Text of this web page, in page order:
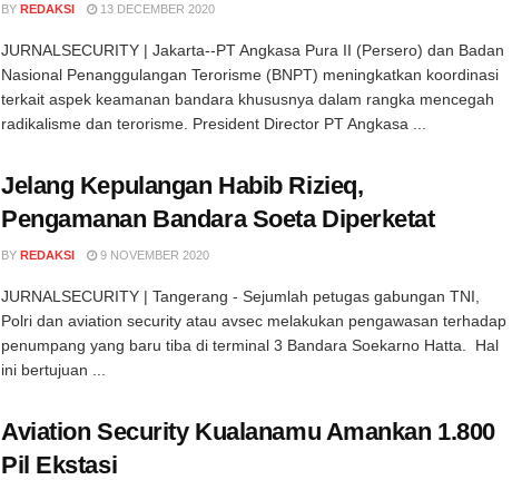
BY REDAKSI 13 DECEMBER 2020
JURNALSECURITY | Jakarta--PT Angkasa Pura II (Persero) dan Badan
Nasional Penanggulangan Terorisme (BNPT) meningkatkan koordinasi
terkait aspek keamanan bandara khususnya dalam rangka mencegah
radikalisme dan terorisme. President Director PT Angkasa ...
Jelang Kepulangan Habib Rizieq,
Pengamanan Bandara Soeta Diperketat
BY REDAKSI 9 NOVEMBER 2020
JURNALSECURITY | Tangerang - Sejumlah petugas gabungan TNI,
Polri dan aviation security atau avsec melakukan pengawasan terhadap
penumpang yang baru tiba di terminal 3 Bandara Soekarno Hatta. Hal
ini bertujuan ...
Aviation Security Kualanamu Amankan 1.800
Pil Ekstasi